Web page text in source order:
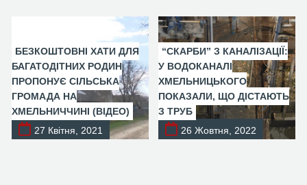
БЕЗКОШТОВНІ ХАТИ ДЛЯ
БАГАТОДІТНИХ РОДИН
ПРОПОНУЄ СІЛЬСЬКА
ГРОМАДА НА
ХМЕЛЬНИЧЧИНІ (ВІДЕО)
27 Квітня, 2021
“СКАРБИ” З КАНАЛІЗАЦІЇ:
У ВОДОКАНАЛІ
ХМЕЛЬНИЦЬКОГО
ПОКАЗАЛИ, ЩО ДІСТАЮТЬ
З ТРУБ
26 Жовтня, 2022